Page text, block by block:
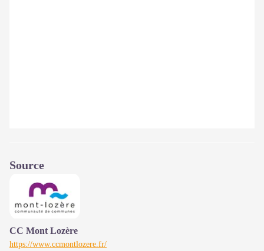
Source
CC Mont Lozère
https://www.ccmontlozere.fr/